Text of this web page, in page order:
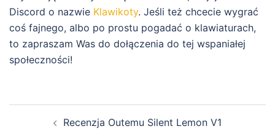
Discord o nazwie Klawikoty. Jeśli też chcecie wygrać
coś fajnego, albo po prostu pogadać o klawiaturach,
to zapraszam Was do dołączenia do tej wspaniałej
społeczności!
Recenzja Outemu Silent Lemon V1